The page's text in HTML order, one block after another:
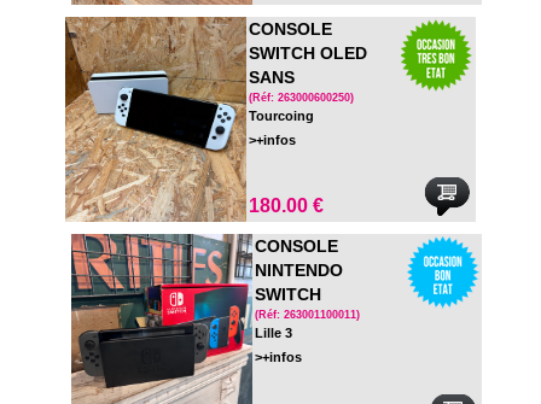
CONSOLE
SWITCH OLED
SANS
DRAGONNES
SANS BOITE
(Réf: 263000600250)
Tourcoing
>+infos
180.00 €
CONSOLE
NINTENDO
SWITCH
COMPLETE - EN
BOITE
(Réf: 263001100011)
Lille 3
>+infos